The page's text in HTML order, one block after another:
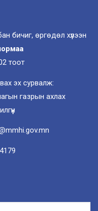
бичиг, өргөдөл хүлээн
тоот
эх сурвалж:
газрын ахлах